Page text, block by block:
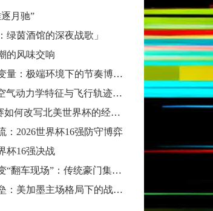
月驰”
绿茵酒馆的深夜战歌」
的风味交响
端环境下的节奏博弈与战术自适应
轨迹调控机制——以2026世界杯BBVA球场为实证场景”
改写北美世界杯的经济版图
：2026世界杯16强防守博弈
杯16强决战
车现场”：传统豪门集体遇险
加墨主场格局下的战术体系重构